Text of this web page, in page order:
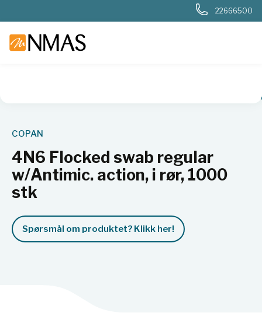
22666500
COPAN
4N6 Flocked swab regular
w/Antimic. action, i rør, 1000
stk
Spørsmål om produktet? Klikk her!